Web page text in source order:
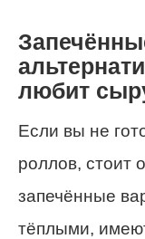
любит
Если вы не
роллов, стоит
запечённые
тёплыми,